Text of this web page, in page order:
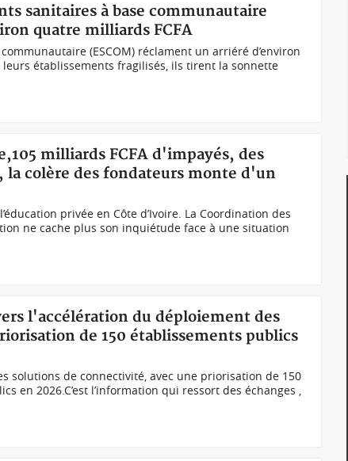
sanitaires à base communautaire
quatre milliards FCFA
(ESCOM) réclament un arriéré d’environ
leurs établissements fragilisés, ils tirent la sonnette
milliards FCFA d'impayés, des
colère des fondateurs monte d'un
privée en Côte d’Ivoire. La Coordination des
ne cache plus son inquiétude face à une situation
l'accélération du déploiement des
de 150 établissements publics
solutions de connectivité, avec une priorisation de 150
en 2026.C’est l’information qui ressort des échanges ,